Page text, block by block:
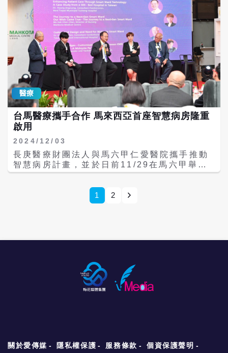
腫瘤壞死因子(TNF拮抗劑)生物製劑，治療免
疫檢查點抑制劑引起的嚴重藥物過敏反應，結
果發現患者的皮膚復原速度顯著快於使用傳統
類固醇治療患者，且無再復發現象。 陳俊賓醫
師指出，嚴重皮膚藥物過敏反應常耗費龐大的
醫療支出，這項研究不但深入了解免疫檢查點
抑制劑引起的不良反應機制，為癌症免疫療法
的安全性提供了新的參考依據，並為患者提供
了精準的治療策略。 孩子調皮捣蛋可能是警訊
醫提醒注意這些過動症狀 甲狀腺結節有隱患
手術隱藏傷口不留疤 亞東醫院突破傳統 療程
短、能量聚焦 放療不再「操灰搭」 高醫自體
植牙有妙用 無用智齒找到新功能 癌症治療精
準化 次世代基因定序助攻
醫師會根據白斑的穩定性與皮膚受損程度進行
評估，只有達到穩定期且表皮破壞適中的病
人，才適合此療法。因此，建議白斑症病人應
尋求專業醫師評估，選擇最適合自身的治療方
式，以提高色素改善的成功率。 黃昭瑜主任強
調，白斑症病人不再只能仰賴傳統治療方式，
現今已有更高效、更精準的色素重建選擇，透
過免疫調節穩定病情，再加上創新的黑色素移
植技術，成為白斑治療的新希望。長庚醫院白
斑治療中心將持續推動新技術，與仁愛長庚合
作聯盟醫院（大里仁愛醫院）皮膚科一起幫助
更多病人找回自信與健康的膚色。 迎媽祖先做
攻畋 醫師提醒保健四重點 名醫會客室／神經
阻斷術 解決惱人的疼痛 溫差太大問題多 中
醫師提醒三大保健原則 老阿嬤大動脈阻塞中風
緊急取栓術成功救回 別懷疑！BMI超過這數字
減重有健保給付
醫學科技公司，共同呈現長庚醫院在醫療創新
領域的卓越成就。 在「特色醫療」專區中，長
庚醫院以「尖端醫療」、「創新醫療」及「全
人醫療」三大面向，呈現國際水準的醫療技術
與創新實力。尖端醫療部分，特別展出榮獲
2023國家生技醫療品質獎的三大項目，包括治
療睡眠呼吸中止症的全方位咽內手術、早產兒
視網膜病變照護，以及小耳症重建手術。此外
亦有全球同步發展的質子治療與個人化精準細
胞治療，展現長庚醫院在癌症治療及免疫醫學
的領導地位。 創新醫療則聚焦突破性療法與技
術，包括完成超過200例的微菌叢治療，用於
高度近視黃斑部剝離的新型手術，和已累積萬
足腫與疤痕問題的減張縫合手術，以及低侵入
性的介入性疼痛治療，均大幅提升了患者的術
後生活品質。 在全人醫療方面，長庚醫院展示
及運動醫療服務，涵蓋從日常保健到專業運動
員支持的多元領域。 智慧醫療專區集中展示長
新系統，展現數據視覺化與病患教育整合的應
用潛力。而由生成式AI技術開發的語音護理記
錄系統，則為新生兒護理與臨床紀錄提供了革
成果亮相，包括AI協助主動脈剝離風險預測系
統、針對早發性脊椎側彎幼兒的劍龍兒童脊椎
醫療
台馬醫療攜手合作 馬來西亞首座智慧病房隆重
啟用
2024/12/03
長庚醫療財團法人與馬六甲仁愛醫院攜手推動
智慧病房計畫，並於日前11/29在馬六甲舉行
首座智慧病房開幕儀式及智慧醫院論壇，吸引
來西亞全國首間智慧病房，整合多家台灣尖端
醫療設備與資訊技術，包括智能床位監控、自
國際醫院許詩典院長、馬六甲仁愛醫院護理總
監Ms. KeK Chen Chen，以及馬來西亞
Origin公司創辦人兼技術總監Angust Gan等
陳昱瑞表示，此次合作是台灣智慧醫療邁向國
1 2
關於愛傳媒 隱私權保護 服務條款 個資保護聲明